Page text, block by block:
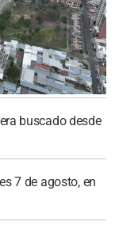
buscado desde
7 de agosto, en